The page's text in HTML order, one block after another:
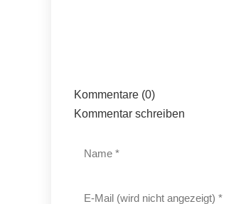
Kommentare (0)
Kommentar schreiben